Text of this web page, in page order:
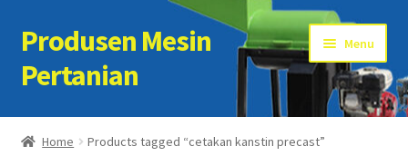
Skip
to
navigation
Skip
to
content
Produsen Mesin
Pertanian
Menu
Home
Home Products tagged “cetakan kanstin precast”